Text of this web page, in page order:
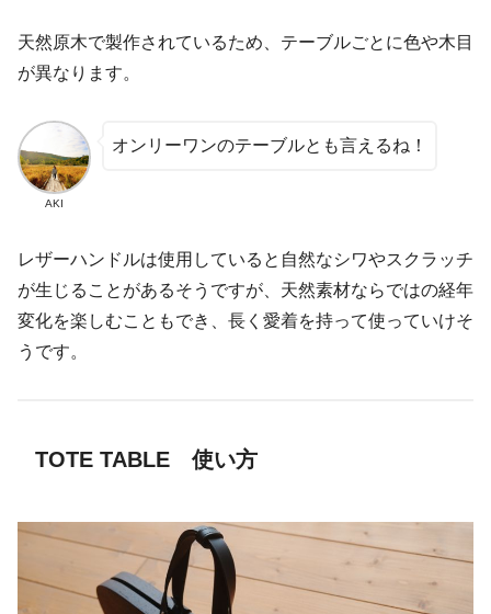
天然原木で製作されているため、テーブルごとに色や木目
が異なります。
AKI
オンリーワンのテーブルとも言えるね！
レザーハンドルは使用していると自然なシワやスクラッチ
が生じることがあるそうですが、天然素材ならではの経年
変化を楽しむこともでき、長く愛着を持って使っていけそ
うです。
TOTE TABLE 使い方